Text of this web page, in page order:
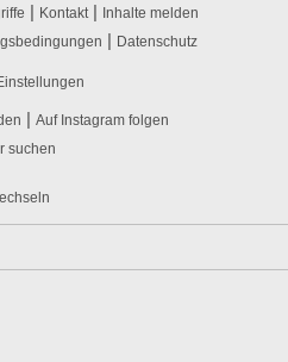
| Kontakt | Inhalte melden
| Datenschutz
| Auf Instagram folgen
suchen